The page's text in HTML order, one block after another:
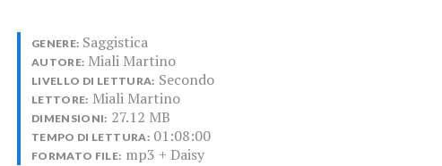
GENERE: Saggistica
AUTORE: Miali Martino
LIVELLO DI LETTURA: Secondo
LETTORE: Miali Martino
DIMENSIONI: 27.12 MB
TEMPO DI LETTURA: 01:08:00
FORMATO FILE: mp3 + Daisy